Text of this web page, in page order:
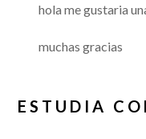
hola me gustaria
muchas gracias
ESTUDIA